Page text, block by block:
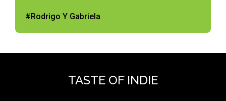
#Rodrigo Y Gabriela
TASTE OF INDIE